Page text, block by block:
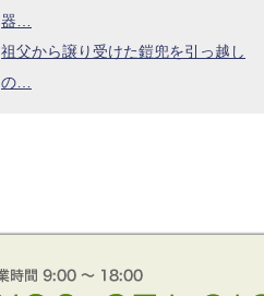
器…
祖父から譲り受けた鎧兜を引っ越し
の…